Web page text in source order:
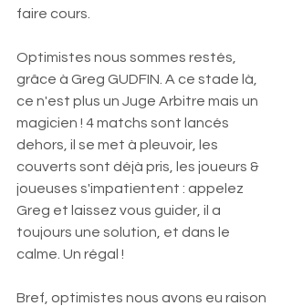
faire cours.
Optimistes nous sommes restés,
grâce à Greg GUDFIN. A ce stade là,
ce n'est plus un Juge Arbitre mais un
magicien ! 4 matchs sont lancés
dehors, il se met à pleuvoir, les
couverts sont déjà pris, les joueurs &
joueuses s'impatientent : appelez
Greg et laissez vous guider, il a
toujours une solution, et dans le
calme. Un régal !
Bref, optimistes nous avons eu raison